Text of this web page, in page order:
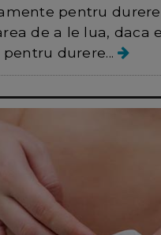
pentru
de a le lua, daca
pentru durere...